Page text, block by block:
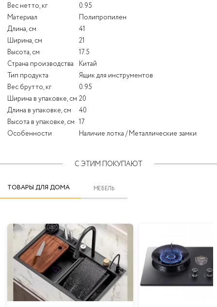
Вес нетто, кг
0.95
Материал
Полипропилен
Длина, см
41
Ширина, см
21
Высота, см
17.5
Страна производства
Китай
Тип продукта
Ящик для инструментов
Вес брутто, кг
0.95
Ширина в упаковке, см 20
Длина в упаковке, см
40
Высота в упаковке, см 17
Особенности
Наличие лотка / Металлические замки
С ЭТИМ ПОКУПАЮТ
ТОВАРЫ ДЛЯ ДОМА МЕБЕЛЬ